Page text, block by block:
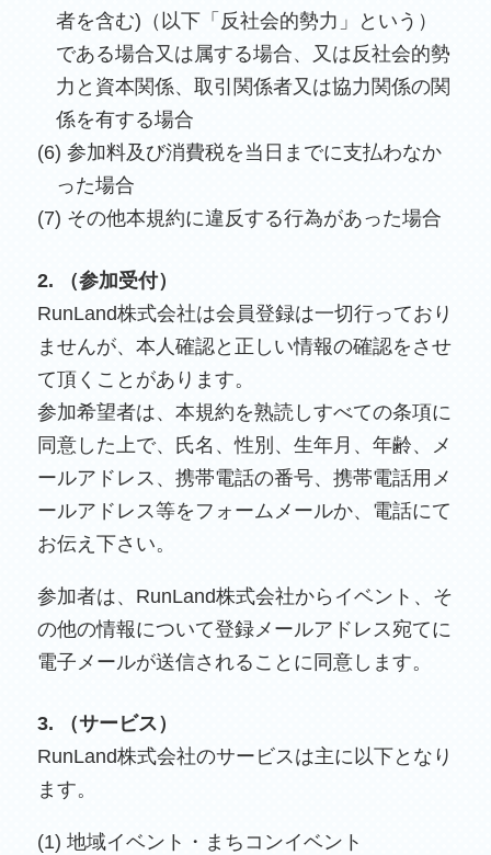
者を含む)（以下「反社会的勢力」という）
である場合又は属する場合、又は反社会的勢
力と資本関係、取引関係者又は協力関係の関
係を有する場合
(6) 参加料及び消費税を当日までに支払わなか
った場合
(7) その他本規約に違反する行為があった場合
2. （参加受付）
RunLand株式会社は会員登録は一切行っており
ませんが、本人確認と正しい情報の確認をさせ
て頂くことがあります。
参加希望者は、本規約を熟読しすべての条項に
同意した上で、氏名、性別、生年月、年齢、メ
ールアドレス、携帯電話の番号、携帯電話用メ
ールアドレス等をフォームメールか、電話にて
お伝え下さい。
参加者は、RunLand株式会社からイベント、そ
の他の情報について登録メールアドレス宛てに
電子メールが送信されることに同意します。
3. （サービス）
RunLand株式会社のサービスは主に以下となり
ます。
(1) 地域イベント・まちコンイベント